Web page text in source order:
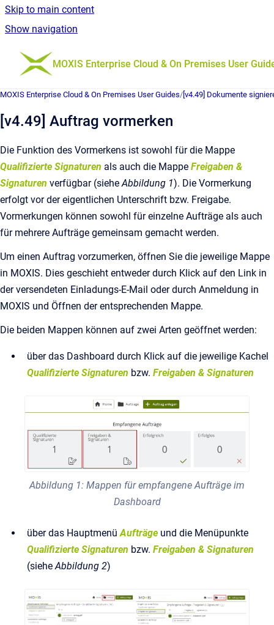
Skip to main content
Show navigation
Go to homepage
MOXIS Enterprise Cloud & On Premises User
MOXIS Enterprise Cloud & On Premises User Guides/ [v4.49] Dokumente
[v4.49] Auftrag vormerken
Die Funktion des Vormerkens ist sowohl für die Mappe
Qualifizierte Signaturen als auch die Mappe Freigaben &
Signaturen verfügbar (sieheAbbildung 1). Die Vormerkung
erfolgt vor der eigentlichen Unterschrift bzw. Freigabe.
Vormerkungen können sowohl für einzelne Aufträge als auch
für mehrere Aufträge gemeinsam gemacht werden.
Um einen Auftrag vorzumerken, öffnen Sie die jeweilige Mappe
in MOXIS. Dies geschieht entweder durch Klick auf den Link in
der versendeten Einladungs-E-Mail oder durch Anmeldung in
MOXIS und Öffnen der entsprechenden Mappe.
Die beiden Mappen können auf zwei Arten geöffnet werden:
über das Dashboard durch Klick auf die jeweilige Kachel
Qualifizierte Signaturen bzw. Freigaben & Signaturen
Abbildung 1: Mappen für empfangene Aufträge im
Dashboard
über das HauptmenüAufträge und die Menüpunkte
Qualifizierte Signaturen bzw. Freigaben & Signaturen
(sieheAbbildung 2)